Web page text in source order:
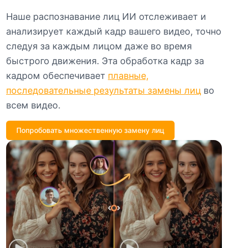
Наше распознавание лиц ИИ отслеживает и
анализирует каждый кадр вашего видео, точно
следуя за каждым лицом даже во время
быстрого движения. Эта обработка кадр за
кадром обеспечивает плавные,
последовательные результаты замены лиц во
всем видео.
Попробовать множественную замену лиц